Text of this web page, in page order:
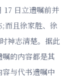
17 日立遗嘱前并
而且徐家胜、徐
神志清楚。据此
的内容都是其
与代书遗嘱中